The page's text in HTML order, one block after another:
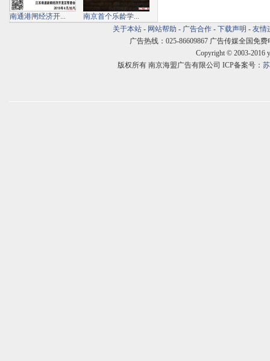
南通港闸经济开...
南京首个乐龄学...
关于本站 - 网站帮助 - 广告合作 - 下载声明 - 友情
广告热线：025-86609867 广告传媒全国免费
Copyright © 2003-2016
版权所有 南京海盟广告有限公司 ICP备案号：